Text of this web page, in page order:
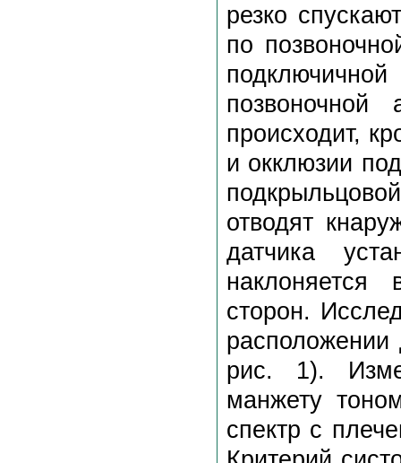
резко
по
происходит,
и окклюзии
отводят
датчика
сторон.
рис. 1).
манжету
спектр с